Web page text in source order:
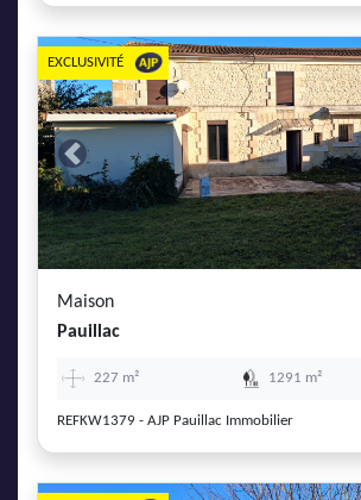
Previous
EXCLUSIVITÉ
Maison
Pauillac
227 m² 1291 m²
REFKW1379 - AJP Pauillac Immobilier